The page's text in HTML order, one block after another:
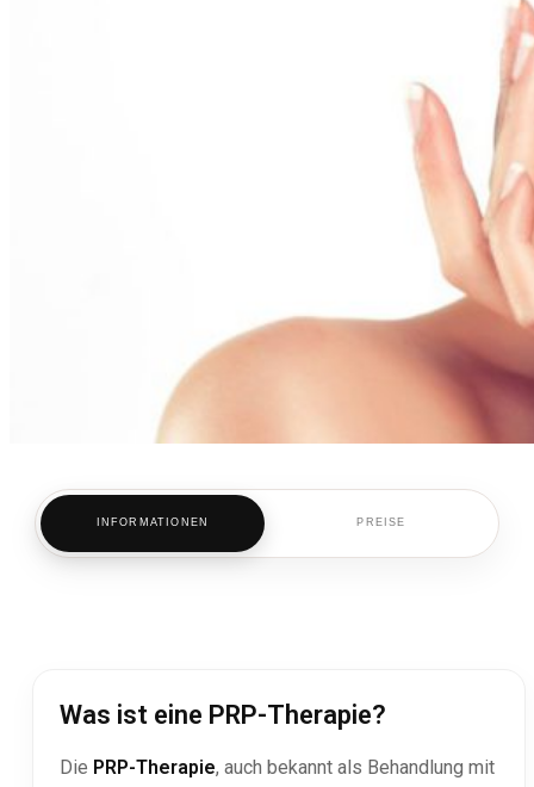
INFORMATIONEN PREISE
Was ist eine PRP-Therapie?
Die PRP-Therapie, auch bekannt als Behandlung mit